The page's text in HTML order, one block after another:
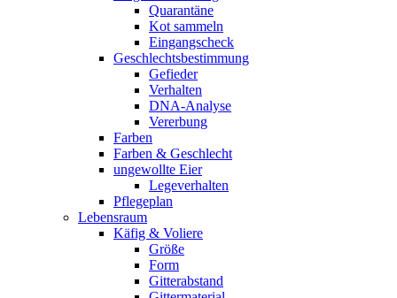
Quarantäne
Kot sammeln
Eingangscheck
Geschlechtsbestimmung
Gefieder
Verhalten
DNA-Analyse
Vererbung
Farben
Farben & Geschlecht
ungewollte Eier
Legeverhalten
Pflegeplan
Lebensraum
Käfig & Voliere
Größe
Form
Gitterabstand